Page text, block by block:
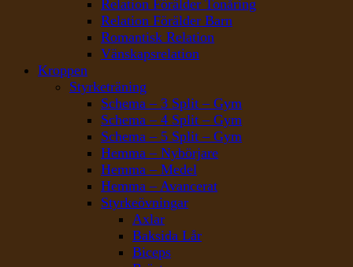
Relation Förälder Tonåring
Relation Förälder Barn
Romantisk Relation
Vänskapsrelation
Kroppen
Styrketräning
Schema – 3 Split – Gym
Schema – 4 Split – Gym
Schema – 5 Split – Gym
Hemma – Nybörjare
Hemma – Medel
Hemma – Avancerat
Styrkeövningar
Axlar
Baksida Lår
Biceps